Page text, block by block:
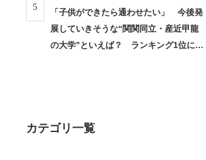
5
「子供ができたら通わせたい」 今後発
展していきそうな“関関同立・産近甲龍
の大学”といえば？ ランキング1位に学
カテゴリ一覧